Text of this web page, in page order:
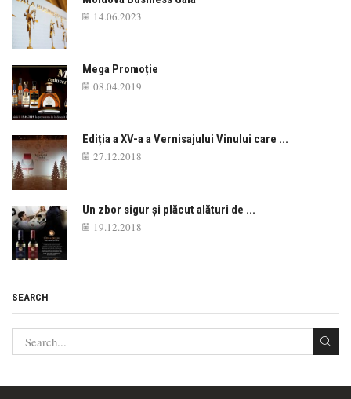
14.06.2023
Mega Promoție
08.04.2019
Ediția a XV-a a Vernisajului Vinului care ...
27.12.2018
Un zbor sigur și plăcut alături de ...
19.12.2018
SEARCH